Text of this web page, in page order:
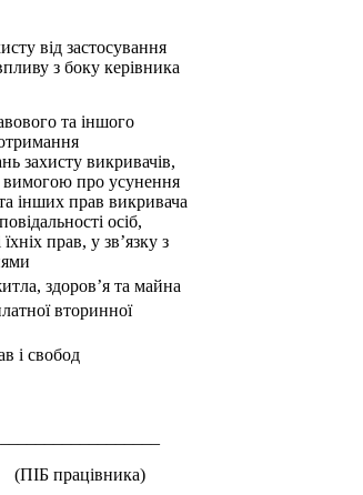
від застосування
з боку керівника
та іншого
захисту викривачів,
вимогою про усунення
інших прав викривача
осіб,
прав, у зв’язку з
здоров’я та майна
вторинної
і свобод
(ПІБ працівника)